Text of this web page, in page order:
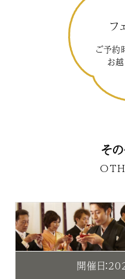
フ
ご予約
お越
そ
開催日：